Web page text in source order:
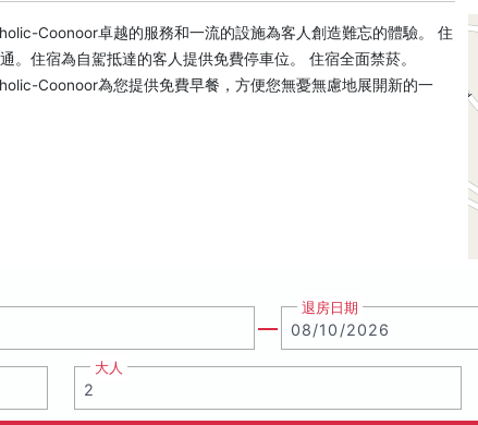
Coonoor卓越的服務和一流的設施為客人創造難忘的體驗。 住
。住宿為自駕抵達的客人提供免費停車位。 住宿全面禁菸。
Coonoor為您提供免費早餐，方便您無憂無慮地展開新的一
退房日期
大人